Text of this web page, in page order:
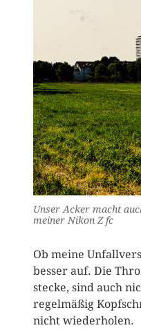
Unser Acker macht
meiner Nikon Z fc
Ob meine
besser auf. Die
stecke, sind auch
regelmäßig
nicht wiederholen.